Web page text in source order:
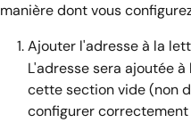
manière dont vous
Ajouter l'adresse à la
L'adresse sera ajoutée
cette section vide (non
configurer